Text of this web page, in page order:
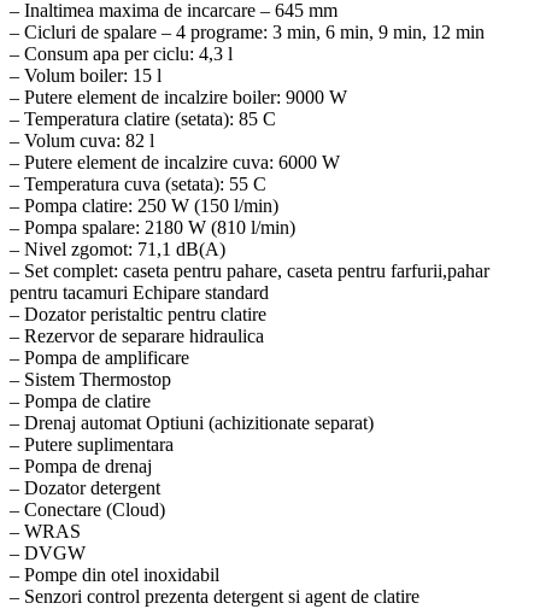
– Inaltimea maxima de incarcare – 645 mm
– Cicluri de spalare – 4 programe: 3 min, 6 min, 9 min, 12 min
– Consum apa per ciclu: 4,3 l
– Volum boiler: 15 l
– Putere element de incalzire boiler: 9000 W
– Temperatura clatire (setata): 85 C
– Volum cuva: 82 l
– Putere element de incalzire cuva: 6000 W
– Temperatura cuva (setata): 55 C
– Pompa clatire: 250 W (150 l/min)
– Pompa spalare: 2180 W (810 l/min)
– Nivel zgomot: 71,1 dB(A)
– Set complet: caseta pentru pahare, caseta pentru farfurii,pahar
pentru tacamuri Echipare standard
– Dozator peristaltic pentru clatire
– Rezervor de separare hidraulica
– Pompa de amplificare
– Sistem Thermostop
– Pompa de clatire
– Drenaj automat Optiuni (achizitionate separat)
– Putere suplimentara
– Pompa de drenaj
– Dozator detergent
– Conectare (Cloud)
– WRAS
– DVGW
– Pompe din otel inoxidabil
– Senzori control prezenta detergent si agent de clatire